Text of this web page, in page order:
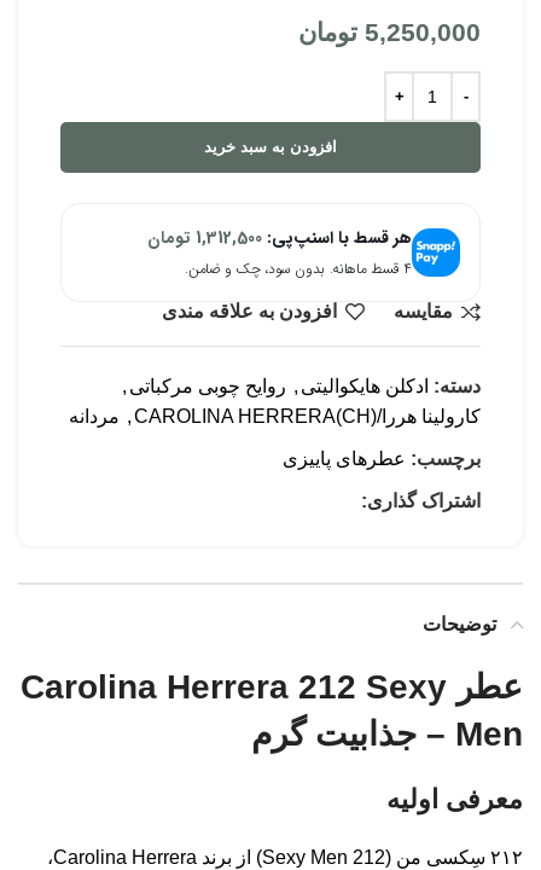
5,250,000 تومان
افزودن به سبد خرید
هر قسط با اسنپ‌پی: 1,312,500 تومان
۴ قسط ماهانه. بدون سود، چک و ضامن.
مقایسه افزودن به علاقه مندی
دسته: ادکلن هایکوالیتی , روایح چوبی مرکباتی ,
کارولینا هررا/(CH)CAROLINA HERRERA
, مردانه
برچسب: عطرهای پاییزی
اشتراک گذاری:
توضیحات
عطر Carolina Herrera 212 Sexy
Men – جذابیت گرم
معرفی اولیه
۲۱۲ سِکسی من (212 Sexy Men) از برند Carolina Herrera،